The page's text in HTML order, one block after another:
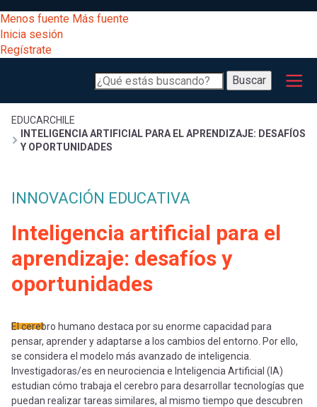
al
contenido
principal
[Educarchile
Escritorio]
Menú
entrar
a
mi
cuenta
Menos fuente Más fuente
Inicia sesión
Regístrate
Buscar
Buscar
Menú
principal
Desarrollo
Expand
Gestión
curricular
Expand
Exploración
Expand
[Educarchile
Mobile]
Inicia
sesión
Sobrescribir
de
ayuda
a
la
navegación
EDUCARCHILE
INTELIGENCIA ARTIFICIAL PARA EL APRENDIZAJE: DESAFÍOS
Y OPORTUNIDADES
INNOVACIÓN EDUCATIVA
Inteligencia artificial para el
aprendizaje: desafíos y
oportunidades
El cerebro humano destaca por su enorme capacidad para
pensar, aprender y adaptarse a los cambios del entorno. Por ello,
se considera el modelo más avanzado de inteligencia.
Investigadoras/es en neurociencia e Inteligencia Artificial (IA)
estudian cómo trabaja el cerebro para desarrollar tecnologías que
puedan realizar tareas similares, al mismo tiempo que descubren
registrarte.